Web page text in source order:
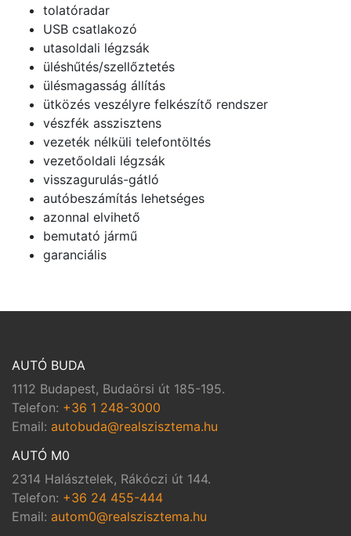
tolatóradar
USB csatlakozó
utasoldali légzsák
üléshűtés/szellőztetés
ülésmagasság állítás
ütközés veszélyre felkészítő rendszer
vészfék asszisztens
vezeték nélküli telefontöltés
vezetőoldali légzsák
visszagurulás-gátló
autóbeszámítás lehetséges
azonnal elvihető
bemutató jármű
garanciális
AUTÓ BUDA
1112 Budapest, Budaörsi út 185-195.
Telefon: +36 1 248-3000
Email: autobuda@realszisztema.hu
AUTÓ M0
2314 Halásztelek, Rákóczi út 144.
Telefon: +36 24 455-444
Email: autom0@realszisztema.hu